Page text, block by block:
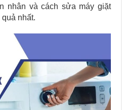
nhân và cách sửa máy giặt
nhất.